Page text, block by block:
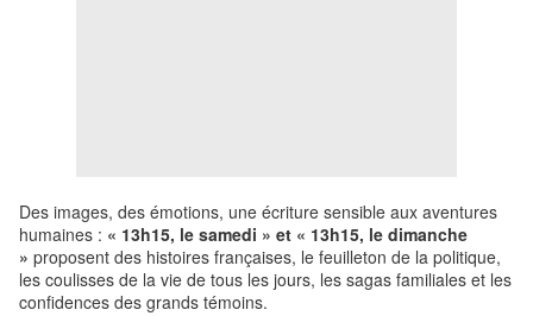
Des images, des émotions, une écriture sensible aux aventures
humaines : « 13h15, le samedi » et « 13h15, le dimanche
» proposent des histoires françaises, le feuilleton de la politique,
les coulisses de la vie de tous les jours, les sagas familiales et les
confidences des grands témoins.